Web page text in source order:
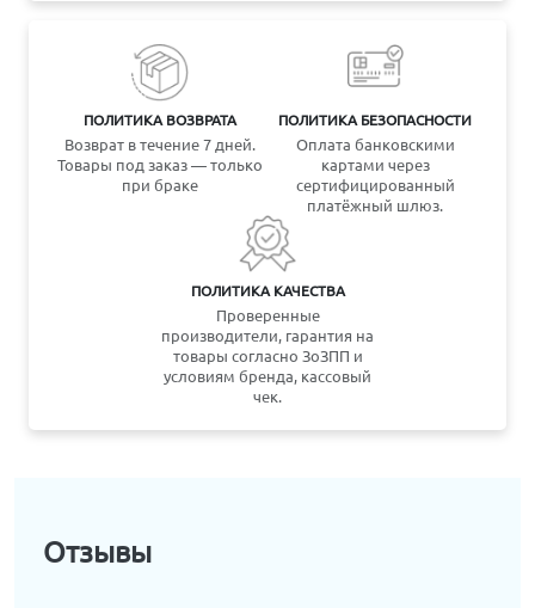
ПОЛИТИКА ВОЗВРАТА
Возврат в течение 7 дней.
Товары под заказ — только
при браке
ПОЛИТИКА БЕЗОПАСНОСТИ
Оплата банковскими
картами через
сертифицированный
платёжный шлюз.
ПОЛИТИКА КАЧЕСТВА
Проверенные
производители, гарантия на
товары согласно ЗоЗПП и
условиям бренда, кассовый
чек.
Отзывы